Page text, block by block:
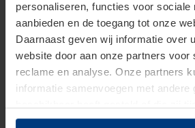
personaliseren, functies voor sociale
aanbieden en de toegang tot onze
Daarnaast geven wij informatie over
website door aan onze partners voor
reclame en analyse. Onze partners
informatie samenvoegen met andere
hun diensten hebben verzameld.